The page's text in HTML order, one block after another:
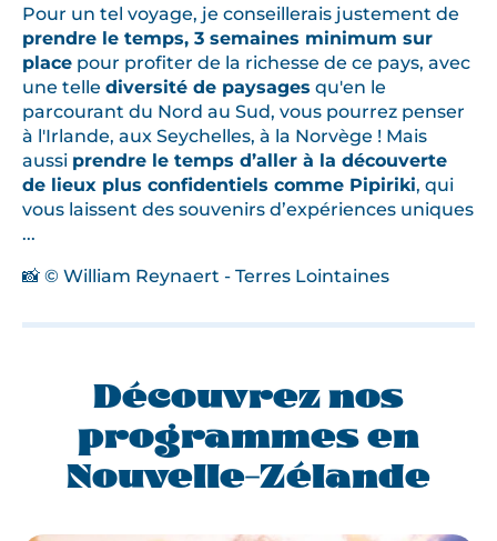
Pour un tel voyage, je conseillerais justement de
prendre le temps, 3 semaines minimum sur
place pour profiter de la richesse de ce pays, avec
une telle diversité de paysages qu'en le
parcourant du Nord au Sud, vous pourrez penser
à l'Irlande, aux Seychelles, à la Norvège ! Mais
aussi prendre le temps d’aller à la découverte
de lieux plus confidentiels comme Pipiriki, qui
vous laissent des souvenirs d’expériences uniques
...
📸 © William Reynaert - Terres Lointaines
Découvrez nos
programmes en
Nouvelle-Zélande